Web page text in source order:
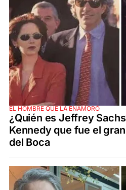
EL HOMBRE QUE LA ENAMORÓ
¿Quién es Jeffrey
Kennedy que fue el
del Boca